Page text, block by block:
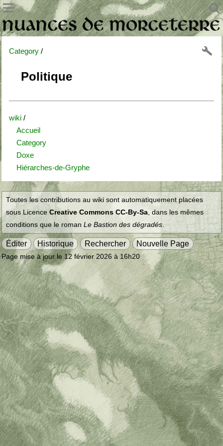
Category /
Politique
wiki /
Accueil
Category
Doxe
Hiérarches-de-Gryphe
Toutes les contributions au wiki sont automatiquement placées
sous LicenceCreative Commons CC-By-Sa , dans les mêmes
conditions que le romanLe Bastion des dégradés.
Éditer Historique Rechercher Nouvelle Page
Page mise à jour le 12 février 2026 à 16h20